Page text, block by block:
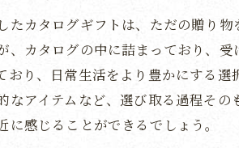
トヨタの魅力を活かし
感謝を込めた贈り物が
贈り手と受け取り手を
感謝の気持ちを豊かに
たカタログギフトは、ただの贈り
、カタログの中に詰まっており、
おり、日常生活をより豊かにする
なアイテムなど、選び取る過程そ
感じることができるでしょう。